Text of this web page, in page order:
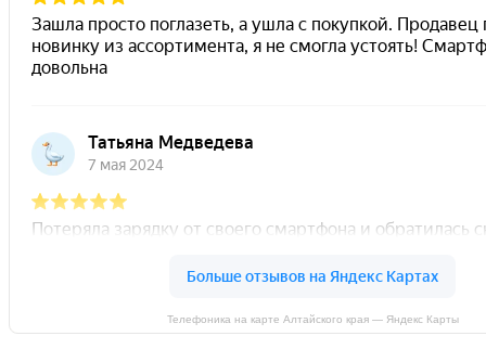
Телефоника на карте Алтайского края — Яндекс Карты